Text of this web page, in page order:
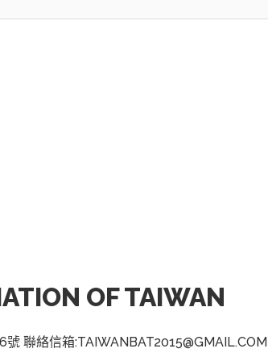
OF TAIWAN
聯絡信箱:TAIWANBAT2015@GMAIL.COM